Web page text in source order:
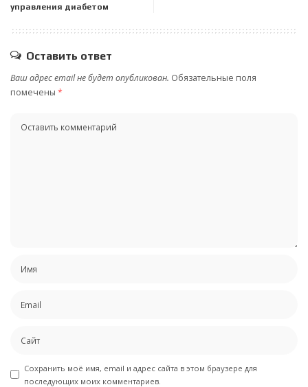
управления диабетом
Оставить ответ
Ваш адрес email не будет опубликован. Обязательные поля
помечены *
Сохранить моё имя, email и адрес сайта в этом браузере для
последующих моих комментариев.